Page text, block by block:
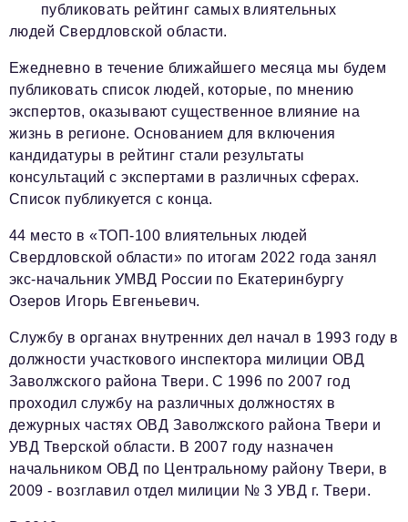
ТОП-100 влиятельных людей — 2025
Телефон редакции:+7 495 727-01-67
Электронные почты редакции:
Информационный отдел
info@business-magazine.online
Отдел рекламы
reklama@business-magazine.online
podpiska@business-magazine.online
Отдел по работе с партнерами
partner@business-magazine.online
публиковать рейтинг самых влиятельных
людей Свердловской области.
Ежедневно в течение ближайшего месяца мы будем
публиковать список людей, которые, по мнению
экспертов, оказывают существенное влияние на
жизнь в регионе. Основанием для включения
кандидатуры в рейтинг стали результаты
консультаций с экспертами в различных сферах.
Список публикуется с конца.
44 место в «ТОП-100 влиятельных людей
Свердловской области» по итогам 2022 года занял
экс-начальник УМВД России по Екатеринбургу
Озеров Игорь Евгеньевич.
Службу в органах внутренних дел начал в 1993 году в
должности участкового инспектора милиции ОВД
Заволжского района Твери. С 1996 по 2007 год
проходил службу на различных должностях в
дежурных частях ОВД Заволжского района Твери и
УВД Тверской области. В 2007 году назначен
начальником ОВД по Центральному району Твери, в
2009 - возглавил отдел милиции № 3 УВД г. Твери.